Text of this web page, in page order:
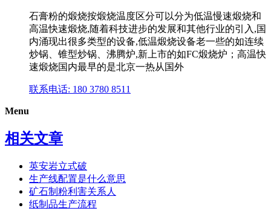
石膏粉的煅烧按煅烧温度区分可以分为低温慢速煅烧和
高温快速煅烧,随着科技进步的发展和其他行业的引入,国
内涌现出很多类型的设备,低温煅烧设备老一些的如连续
炒锅、锥型炒锅、沸腾炉,新上市的如FC煅烧炉；高温快
速煅烧国内最早的是北京一热从国外
联系电话: 180 3780 8511
Menu
相关文章
英安岩立式破
生产线配置是什么意思
矿石制粉利害关系人
纸制品生产流程